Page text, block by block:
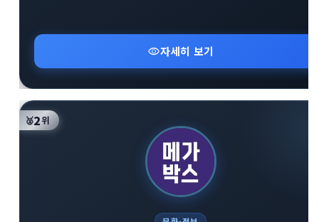
visibility자세히 보기
🥈2위